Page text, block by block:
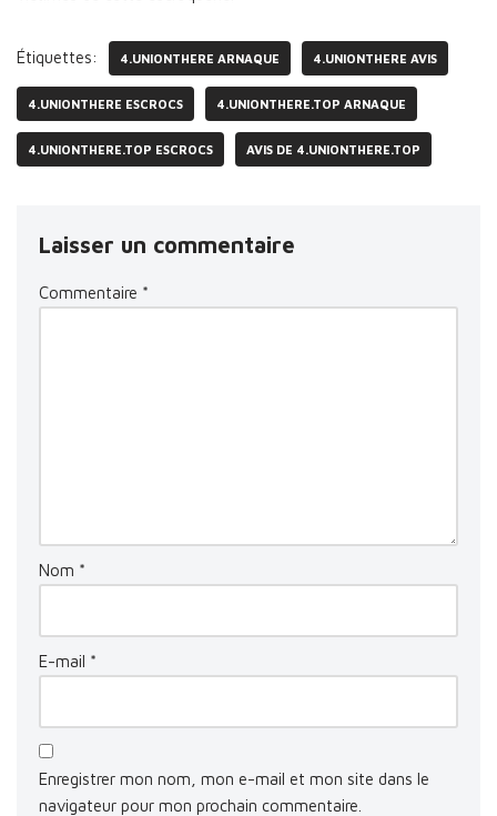
Étiquettes: 4.UNIONTHERE ARNAQUE 4.UNIONTHERE AVIS
4.UNIONTHERE ESCROCS 4.UNIONTHERE.TOP ARNAQUE
4.UNIONTHERE.TOP ESCROCS AVIS DE 4.UNIONTHERE.TOP
Laisser un commentaire
Commentaire *
Nom *
E-mail *
Enregistrer mon nom, mon e-mail et mon site dans le
navigateur pour mon prochain commentaire.